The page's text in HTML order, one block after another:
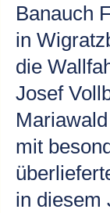
Banauch
in
die
Josef
mit
in diesem